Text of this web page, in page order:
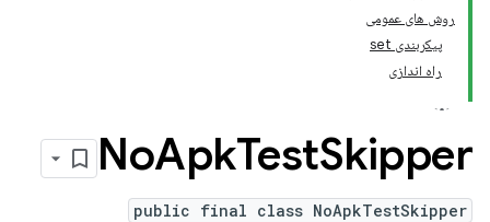
روش های عمومی
پیکربندی set
راه اندازی
NoApkTestSkipper
public final class NoApkTestSkipper